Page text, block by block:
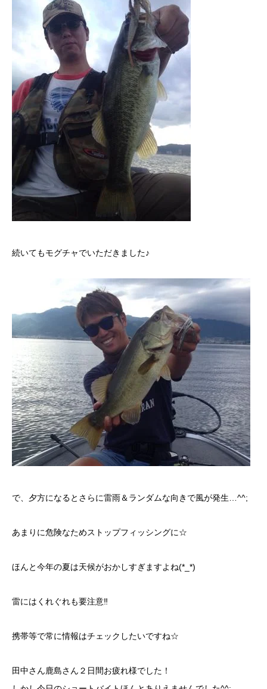
続いてもモグチャでいただきました♪
で、夕方になるとさらに雷雨＆ランダムな向きで風が発生…^^;
あまりに危険なためストップフィッシングに☆
ほんと今年の夏は天候がおかしすぎますよね(*_*)
雷にはくれぐれも要注意‼︎
携帯等で常に情報はチェックしたいですね☆
田中さん鹿島さん２日間お疲れ様でした！